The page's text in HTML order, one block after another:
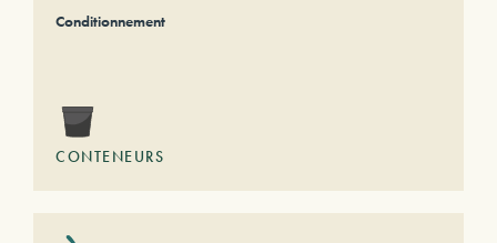
Conditionnement
CONTENEURS